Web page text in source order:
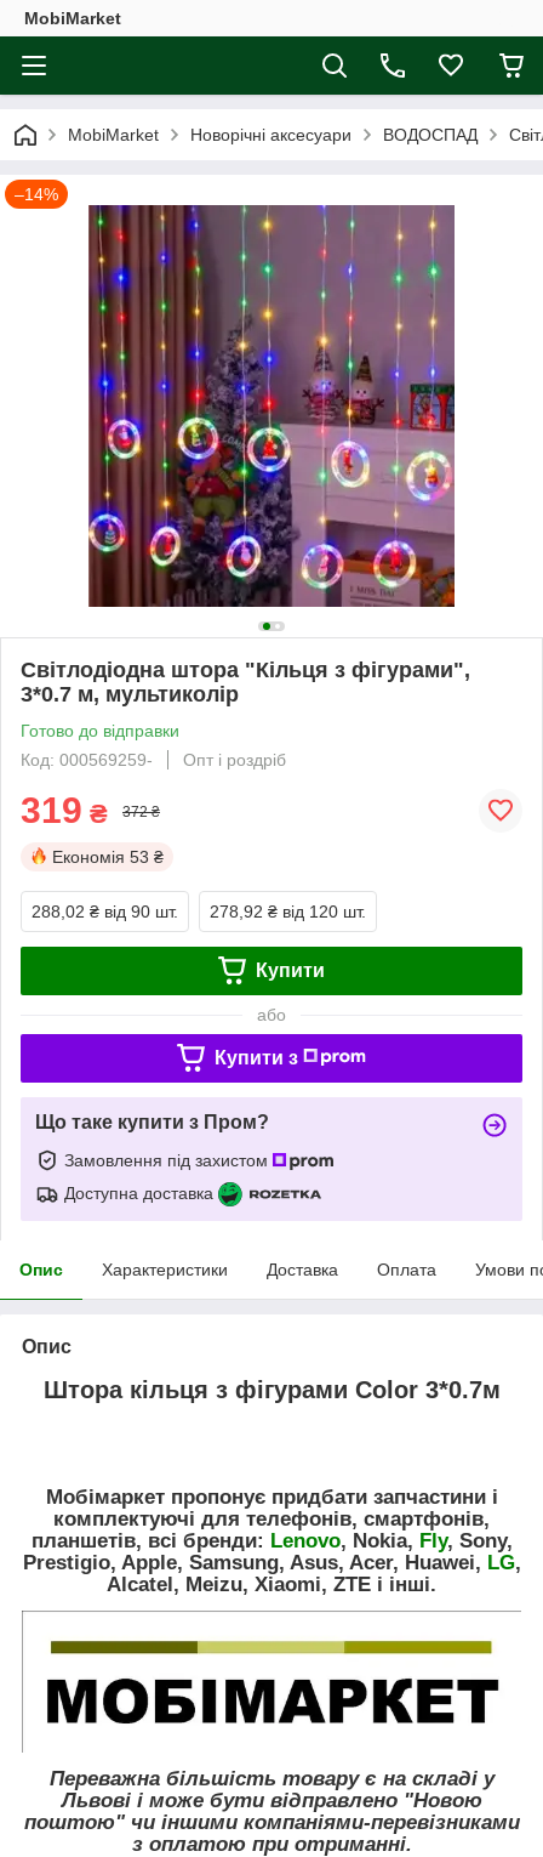
MobiMarket
MobiMarket Новорічні аксесуари ВОДОСПАД
–14%
Світлодіодна штора "Кільця з фігурами",
3*0.7 м, мультиколір
Готово до відправки
Код: 000569259-
Опт і роздріб
319 ₴ 372 ₴
Економія 53 ₴
288,02 ₴ від 90 шт. 278,92 ₴ від 120 шт.
Купити
або
Купити з
Що таке купити з Пром?
Замовлення під захистом
Доступна доставка
Опис Характеристики Доставка Оплата Умови
Опис
Штора кільця з фігурами Color 3*0.7м
Мобімаркет пропонує придбати запчастини і
комплектуючі для телефонів, смартфонів,
планшетів, всі бренди: Lenovo, Nokia, Fly, Sony,
Prestigio, Apple, Samsung, Asus, Acer, Huawei, LG,
Alcatel, Meizu, Xiaomi, ZTE і інші.
Переважна більшість товару є на складі у
Львові і може бути відправлено "Новою
поштою" чи іншими компаніями-перевізниками
з оплатою при отриманні.